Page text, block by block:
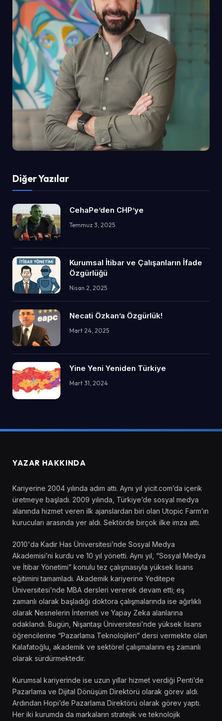
Diğer Yazılar
CehaPe’den CHP’ye
Temmuz 3, 2025
Kurumsal İtibar ve Çalışanların İfade
Özgürlüğü
Nisan 2, 2025
Necati Özkan’a Özgürlük!
Mart 24, 2025
Yine Yeni Yeniden Türkiye
Mart 31, 2024
YAZAR HAKKINDA
Kariyerine 2004 yılında adım attı. Aynı yıl yicit.com’da içerik
üretmeye başladı. 2009 yılında, Türkiye’de sosyal medya
alanında hizmet veren ilk ajanslardan biri olan Utopic Farm’ın
kurucuları arasında yer aldı. Sektörde birçok ilke imza attı.
2010'da Kadir Has Üniversitesi’nde Sosyal Medya
Akademisi’ni kurdu ve 10 yıl yönetti. Aynı yıl, “Sosyal Medya
ve İtibar Yönetimi” konulu tez çalışmasıyla yüksek lisans
eğitimini tamamladı. Akademik kariyerine Yeditepe
Üniversitesi’nde MBA dersleri vererek devam etti; eş
zamanlı olarak başladığı doktora çalışmalarında ise ağırlıklı
olarak Nesnelerin İnterneti ve Yapay Zeka alanlarına
odaklandı. Bugün, Nişantaşı Üniversitesi’nde yüksek lisans
öğrencilerine “Pazarlama Teknolojileri” dersi vermekte olan
Kalafatoğlu, akademik ve sektörel çalışmalarını eş zamanlı
olarak sürdürmektedir.
Kurumsal kariyerinde ise uzun yıllar hizmet verdiği Penti’de
Pazarlama ve Dijital Dönüşüm Direktörü olarak görev aldı.
Ardından Hopi’de Pazarlama Direktörü olarak görev yaptı.
Her iki kurumda da markaların stratejik ve teknolojik